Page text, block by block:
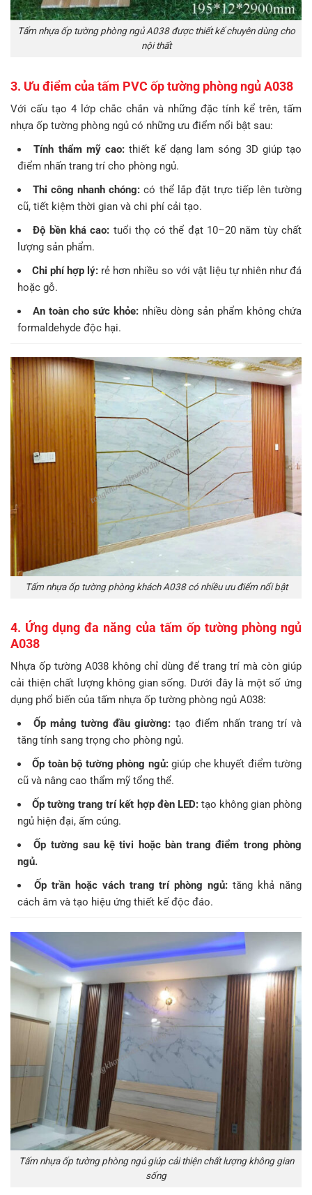
Tấm nhựa ốp tường phòng ngủ A038 được thiết kế chuyên dùng cho
nội thất
3. Ưu điểm của tấm PVC ốp tường phòng ngủ A038
Với cấu tạo 4 lớp chắc chắn và những đặc tính kể trên, tấm
nhựa ốp tường phòng ngủ có những ưu điểm nổi bật sau:
Tính thẩm mỹ cao: thiết kế dạng lam sóng 3D giúp tạo
điểm nhấn trang trí cho phòng ngủ.
Thi công nhanh chóng: có thể lắp đặt trực tiếp lên tường
cũ, tiết kiệm thời gian và chi phí cải tạo.
Độ bền khá cao: tuổi thọ có thể đạt 10–20 năm tùy chất
lượng sản phẩm.
Chi phí hợp lý: rẻ hơn nhiều so với vật liệu tự nhiên như đá
hoặc gỗ.
An toàn cho sức khỏe: nhiều dòng sản phẩm không chứa
formaldehyde độc hại.
Tấm nhựa ốp tường phòng khách A038 có nhiều ưu điểm nổi bật
4. Ứng dụng đa năng của tấm ốp tường phòng ngủ
A038
Nhựa ốp tường A038 không chỉ dùng để trang trí mà còn giúp
cải thiện chất lượng không gian sống. Dưới đây là một số ứng
dụng phổ biến của tấm nhựa ốp tường phòng ngủ A038:
Ốp mảng tường đầu giường: tạo điểm nhấn trang trí và
tăng tính sang trọng cho phòng ngủ.
Ốp toàn bộ tường phòng ngủ:giúp che khuyết điểm tường
cũ và nâng cao thẩm mỹ tổng thể.
Ốp tường trang trí kết hợp đèn LED:tạo không gian phòng
ngủ hiện đại, ấm cúng.
Ốp tường sau kệ tivi hoặc bàn trang điểm trong phòng
ngủ.
Ốp trần hoặc vách trang trí phòng ngủ: tăng khả năng
cách âm và tạo hiệu ứng thiết kế độc đáo.
Tấm nhựa ốp tường phòng ngủ giúp cải thiện chất lượng không gian
sống